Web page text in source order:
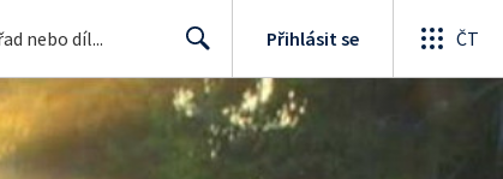
Search
Přihlásit se ČT